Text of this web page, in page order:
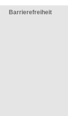
Barrierefreiheit